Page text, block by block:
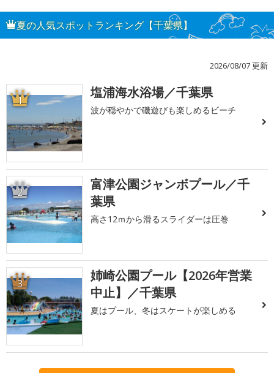
夏の人気スポットランキング【千葉県】
2026/08/07 更新
1 塩浦海水浴場／千葉県
波が穏やかで磯遊びも楽しめるビーチ
2
富津公園ジャンボプール／千
葉県
高さ12ｍから滑るスライダーは圧巻
3
姉崎公園プール【2026年営業
中止】／千葉県
夏はプール、冬はスケートが楽しめる